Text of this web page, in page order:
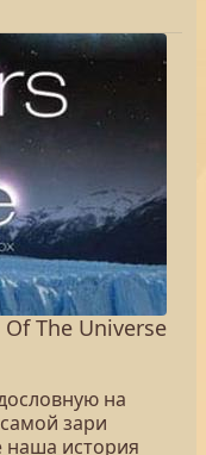
The Universe
на
зари
наша история